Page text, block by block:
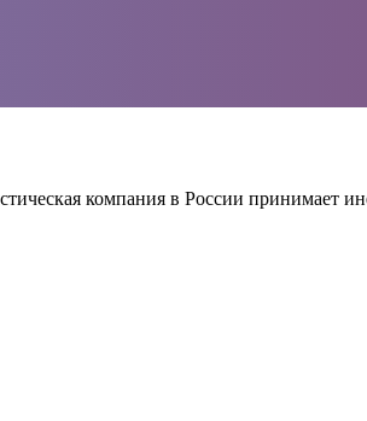
компания в России принимает